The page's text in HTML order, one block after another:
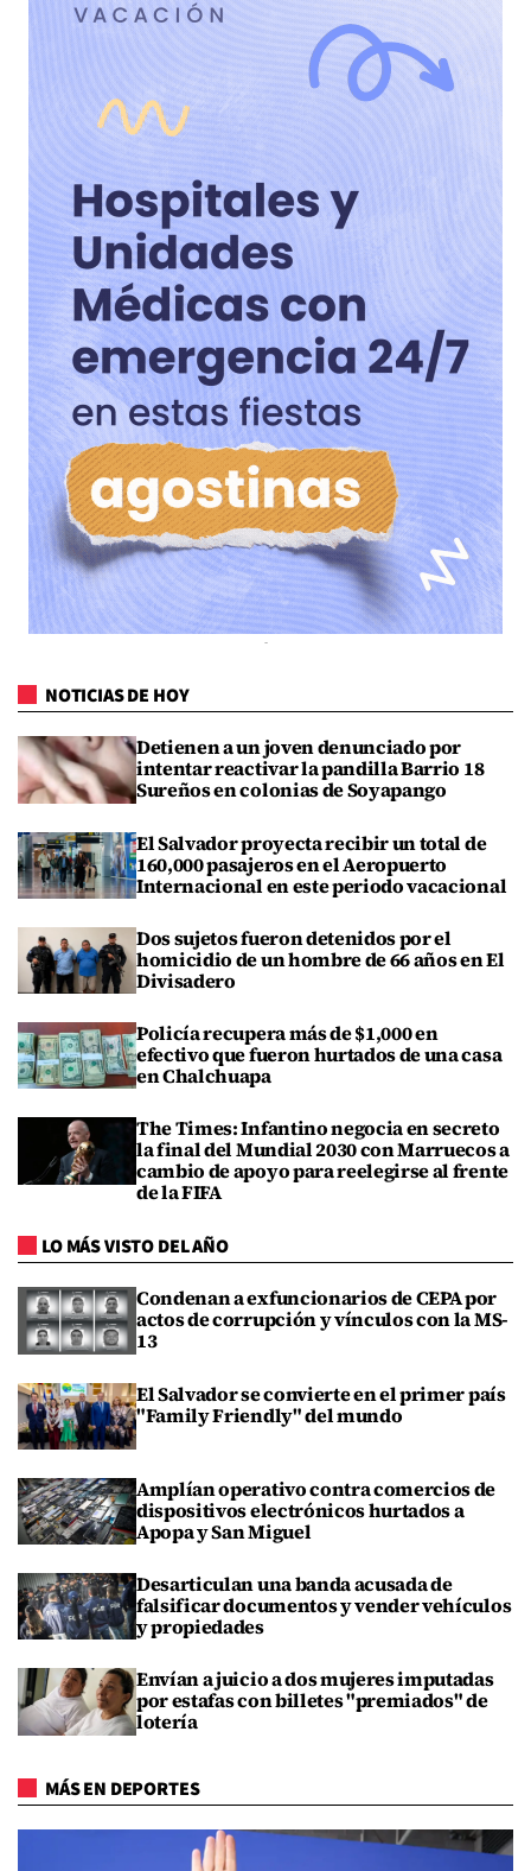
NOTICIAS DE HOY
Detienen a un joven denunciado por
intentar reactivar la pandilla Barrio 18
Sureños en colonias de Soyapango
El Salvador proyecta recibir un total de
160,000 pasajeros en el Aeropuerto
Internacional en este periodo vacacional
Dos sujetos fueron detenidos por el
homicidio de un hombre de 66 años en El
Divisadero
Policía recupera más de $1,000 en
efectivo que fueron hurtados de una casa
en Chalchuapa
The Times: Infantino negocia en secreto
la final del Mundial 2030 con Marruecos a
cambio de apoyo para reelegirse al frente
de la FIFA
LO MÁS VISTO DEL AÑO
Condenan a exfuncionarios de CEPA por
actos de corrupción y vínculos con la MS-
13
El Salvador se convierte en el primer país
"Family Friendly" del mundo
Amplían operativo contra comercios de
dispositivos electrónicos hurtados a
Apopa y San Miguel
Desarticulan una banda acusada de
falsificar documentos y vender vehículos
y propiedades
Envían a juicio a dos mujeres imputadas
por estafas con billetes "premiados" de
lotería
MÁS EN DEPORTES